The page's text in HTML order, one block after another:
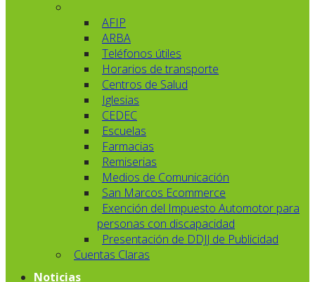
AFIP
ARBA
Teléfonos útiles
Horarios de transporte
Centros de Salud
Iglesias
CEDEC
Escuelas
Farmacias
Remiserias
Medios de Comunicación
San Marcos Ecommerce
Exención del Impuesto Automotor para
personas con discapacidad
Presentación de DDJJ de Publicidad
Cuentas Claras
Noticias